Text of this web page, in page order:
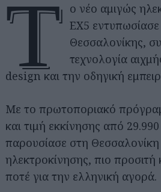
Τ
ο νέο αμιγώς
EX5
Θεσσαλονίκης,
τεχνολογία
design και την οδηγική
Με το πρωτοποριακό
και τιμή εκκίνησης από
παρουσίασε στη
ηλεκτροκίνησης, πιο προσιτή
ποτέ για την ελληνική αγορά.